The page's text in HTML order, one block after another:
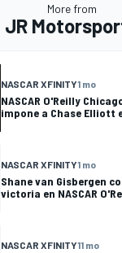
More from
JR
NASCAR XFINITY1 mo
NASCAR O'Reilly
impone a Chase Elliott
NASCAR XFINITY1 mo
Shane van Gisbergen
victoria en NASCAR
NASCAR XFINITY11 mo